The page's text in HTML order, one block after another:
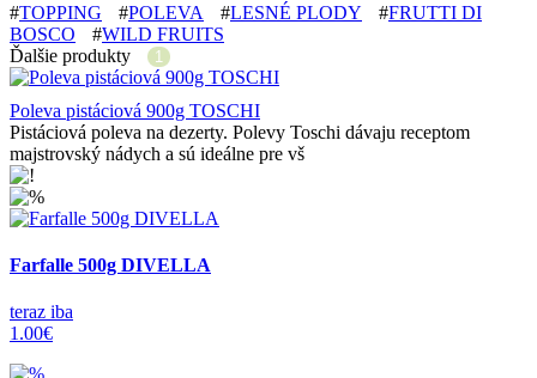
#TOPPING #POLEVA #LESNÉ PLODY #FRUTTI DI
BOSCO
#WILD FRUITS
Ďalšie produkty
1
Poleva pistáciová 900g TOSCHI
Pistáciová poleva na dezerty. Polevy Toschi dávaju receptom
majstrovský nádych a sú ideálne pre vš
Farfalle 500g DIVELLA
teraz iba
1.00€